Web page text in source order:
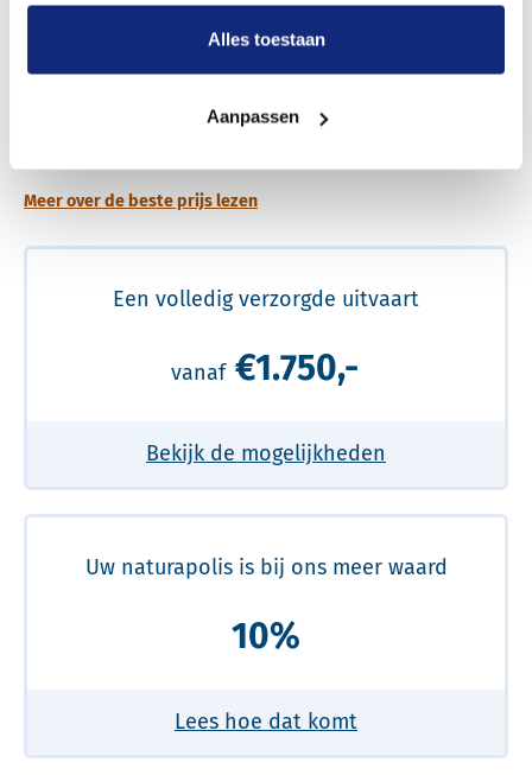
Alles toestaan
Aanpassen
Een betere uitvaart ervaring voor een betere
Meer over de beste prijs lezen
Een volledig verzorgde uitvaart
vanaf €1.750,-
Bekijk de mogelijkheden
Uw naturapolis is bij ons meer waard
10%
Lees hoe dat komt